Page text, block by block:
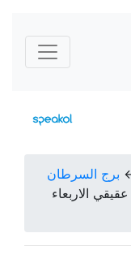
برج السرطان
الاربعاء